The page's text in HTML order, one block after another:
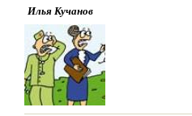
Илья Кучанов